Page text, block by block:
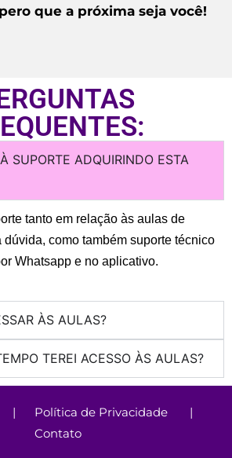
que a próxima seja você!
SUPORTE ADQUIRINDO ESTA
tanto em relação às aulas de
dúvida, como também suporte técnico
Whatsapp e no aplicativo.
ÀS AULAS?
TEREI ACESSO ÀS AULAS?
Política de Privacidade |
Contato